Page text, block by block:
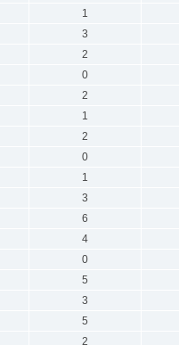
1
3
2
0
2
1
2
0
1
3
6
4
0
5
3
5
2